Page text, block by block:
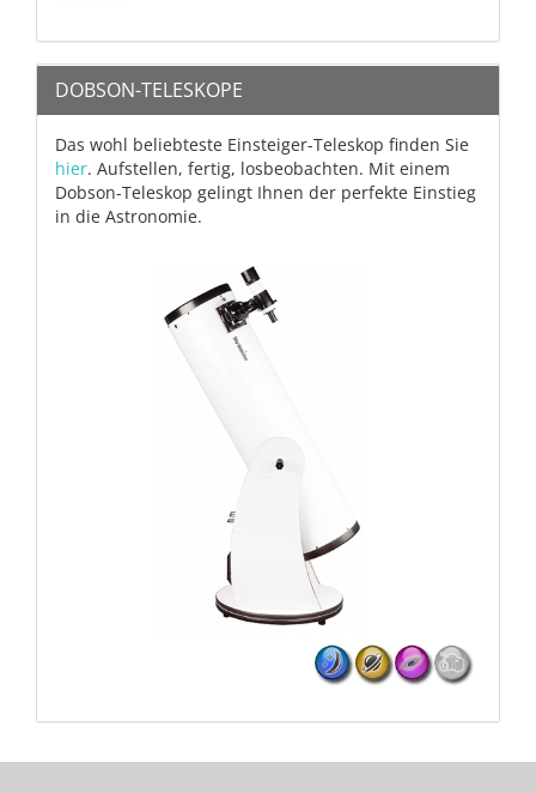
DOBSON-TELESKOPE
Das wohl beliebteste Einsteiger-Teleskop finden Sie
hier. Aufstellen, fertig, losbeobachten. Mit einem
Dobson-Teleskop gelingt Ihnen der perfekte Einstieg
in die Astronomie.